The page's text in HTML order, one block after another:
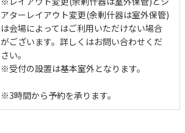
アターレイアウト変更(余剰什器は室外保管)
は会場によってはご利用いただけない場合
がございます。詳しくはお問い合わせくだ
さい。
※受付の設置は基本室外となります。
※3時間から予約を承ります。